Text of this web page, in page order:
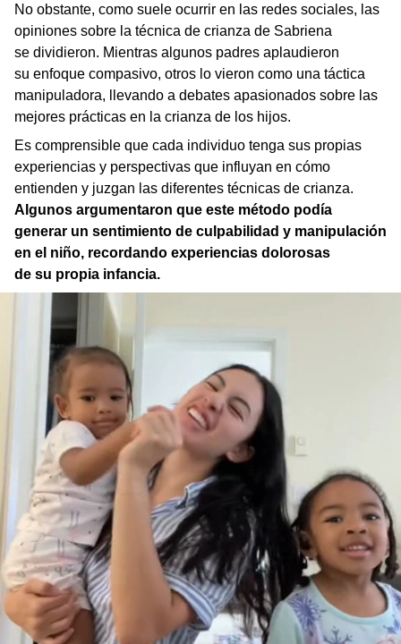
No obstante, como suele ocurrir en las redes sociales, las
opiniones sobre la técnica de crianza de Sabriena
se dividieron. Mientras algunos padres aplaudieron
su enfoque compasivo, otros lo vieron como una táctica
manipuladora, llevando a debates apasionados sobre las
mejores prácticas en la crianza de los hijos.
Es comprensible que cada individuo tenga sus propias
experiencias y perspectivas que influyan en cómo
entienden y juzgan las diferentes técnicas de crianza.
Algunos argumentaron que este método podía
generar un sentimiento de culpabilidad y manipulación
en el niño, recordando experiencias dolorosas
de su propia infancia.